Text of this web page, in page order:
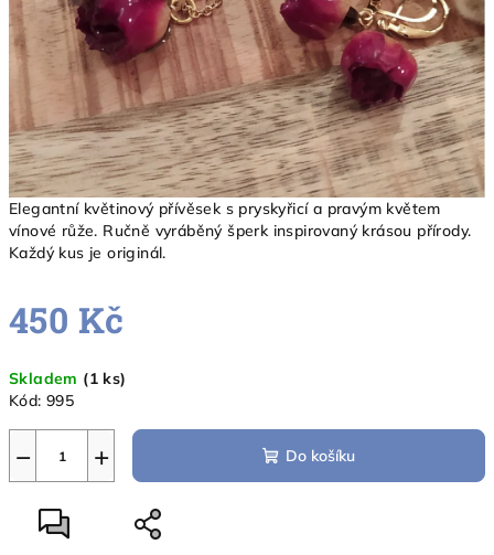
Elegantní květinový přívěsek s pryskyřicí a pravým květem
vínové růže. Ručně vyráběný šperk inspirovaný krásou přírody.
Každý kus je originál.
450 Kč
cena:
Skladem (1 ks)
Kód: 995
+
− Do košíku